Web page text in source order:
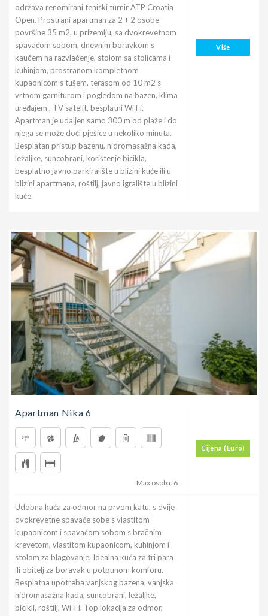
održava renomirani teniski turnir ATP Croatia
Open. Prostrani apartman za 2 + 2 osobe
površine 35 m2, u prizemlju, sa dvokrevetnom
spavaćom sobom, dnevnim boravkom s
kaučem na razvlačenje, stolom sa stolicama i
kuhinjom, prostranom kompletnom
kupaonicom s tušem, terasom od 10 m2 s
vrtnom garniturom i pogledom na bazen, klima
uređajem , TV satelit, besplatni Wi Fi.
Apartman je udaljen samo 300 m od plaže i do
njega se može doći pješice u nekoliko minuta.
Besplatan pristup bazenu, hidromasažna kada,
ležaljke, suncobrani, korištenje bicikla,
besplatno javno parkiralište u blizini kuće ili u
blizini apartmana, roštilj, javno igralište u blizini
kuće.
Više
Apartman Nika 6
Max osoba: 6
Cijena (Euro)
Udobna kuća za odmor na prvom katu, s dvije
dvokrevetne spavaće sobe s vlastitom
kupaonicom i spavaćom sobom s bračnim
krevetom, vlastitom kupaonicom, kuhinjom i
stolom za blagovanje. Idealna kuća za tri para
ili obitelj za boravak u potpunom komforu.
Besplatna upotreba vanjskog bazena, vanjska
hidromasažna kada, suncobrani, ležaljke,
bicikli, roštilj, Wi-Fi. Top lokacija za odmor,